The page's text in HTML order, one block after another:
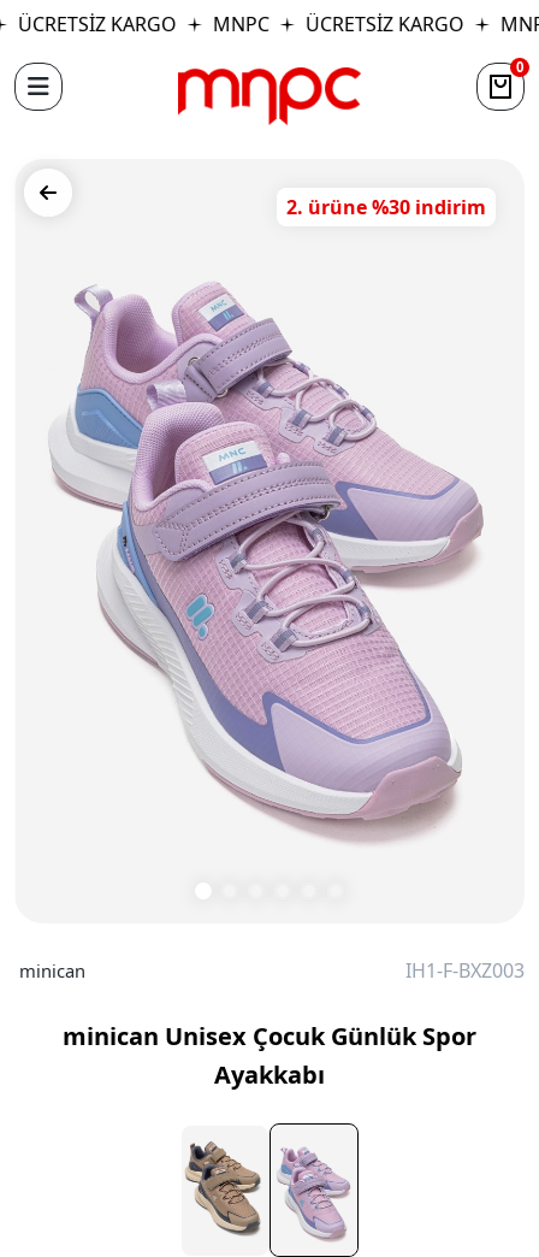
ÜCRETSİZ KARGO MNPC ÜCRETSİZ KARGO
0
2. ürüne %30 indirim
minican IH1-F-BXZ003
minican Unisex Çocuk Günlük Spor
Ayakkabı